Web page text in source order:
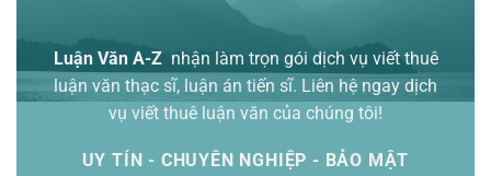
Luận Văn A-Z nhận làm trọn gói dịch vụ viết thuê
luận văn thạc sĩ, luận án tiến sĩ. Liên hệ ngay dịch
vụ viết thuê luận văn của chúng tôi!
UY TÍN - CHUYÊN NGHIỆP - BẢO MẬT